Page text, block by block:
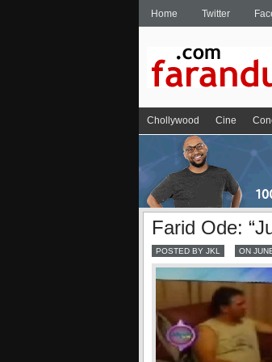
Home Twitter
Chollywood Cine
Farid Ode:
POSTED BY JKL ON